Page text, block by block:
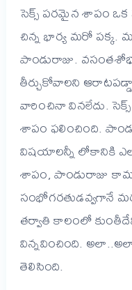
సెక్స్ పరమైన శాపం ఒక
చిన్న భార్య మరో పక్క.
పాండురాజు.
తీర్చుకోవాలని
వారించినా వినలేదు.
శాపం ఫలించింది.
విషయాలన్నీ లోకానికి ఎలా
శాపం, పాండురాజు
సంభోగరతుడవ్వగానే
తర్వాతి కాలంలో
విన్నవించింది.
తెలిసింది.